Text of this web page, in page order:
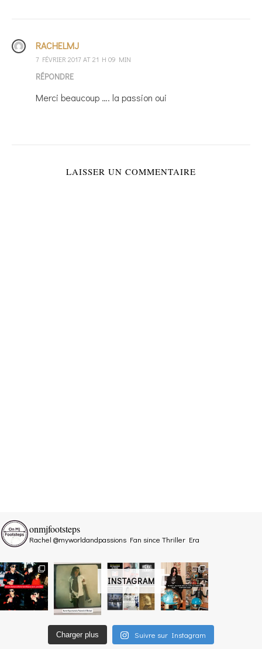
RACHELMJ
7 FÉVRIER 2017 AT 21 H 09 MIN
RÉPONDRE
Merci beaucoup …. la passion oui
LAISSER UN COMMENTAIRE
INSTAGRAM
onmjfootsteps
Rachel @myworldandpassions Fan since Thriller Era
Charger plus Suivre sur Instagram